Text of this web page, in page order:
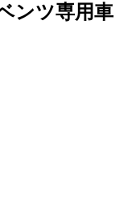
ンツ専用車